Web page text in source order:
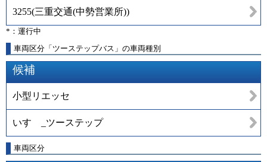
3255(三重交通(中勢営業所))
*：運行中
車両区分「ツーステップバス」の車両種別
候補
小型リエッセ
いすゞ_ツーステップ
車両区分